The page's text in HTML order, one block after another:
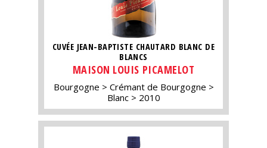
CUVÉE JEAN-BAPTISTE CHAUTARD BLANC DE
BLANCS
MAISON LOUIS PICAMELOT
Bourgogne
Crémant de Bourgogne
Blanc
2010